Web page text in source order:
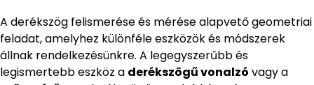
A derékszög felismerése és mérése alapvető geometriai
feladat, amelyhez különféle eszközök és módszerek
állnak rendelkezésünkre. A legegyszerűbb és
legismertebb eszköz a derékszögű vonalzó vagy a